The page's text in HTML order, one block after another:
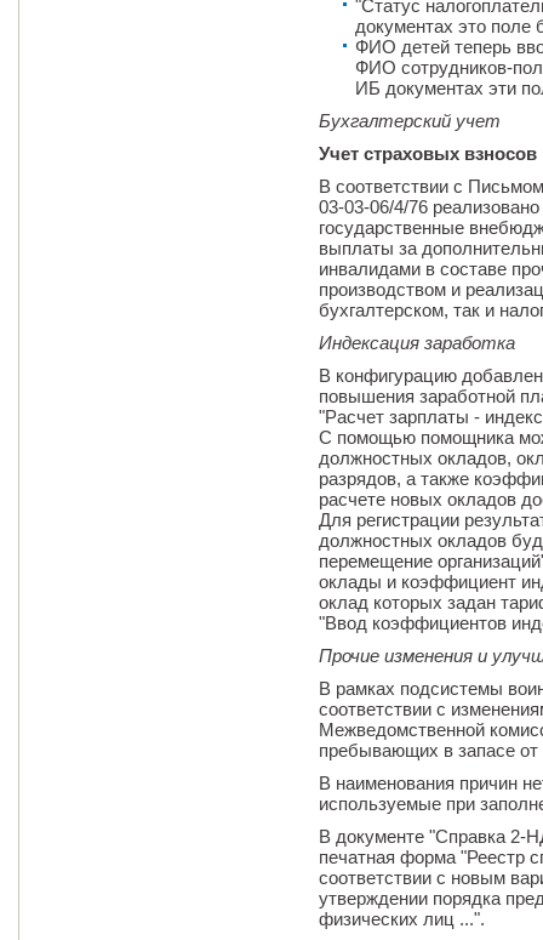
"Статус
документах это поле
ФИО детей теперь
ФИО сотрудников-
ИБ документах эти
Бухгалтерский учет
Учет страховых взносов
В соответствии с
03-03-06/4/76
государственные
выплаты за
инвалидами в составе
производством и
бухгалтерском, так и
Индексация заработка
В конфигурацию
повышения заработной
"Расчет зарплаты -
С помощью помощника
должностных окладов,
разрядов, а также
расчете новых окладов
Для регистрации
должностных окладов
перемещение
оклады и коэффициент
оклад которых задан
"Ввод коэффициентов
Прочие изменения и
В рамках подсистемы
соответствии с
Межведомственной
пребывающих в запасе
В наименования причин
используемые при
В документе "Справка
печатная форма "Реестр
соответствии с новым
утверждении порядка
физических лиц ...".